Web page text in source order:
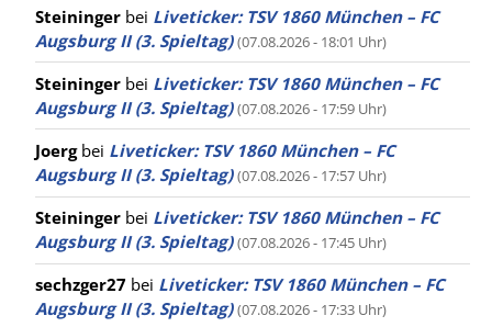
Steininger bei Liveticker: TSV 1860 München – FC
Augsburg II (3. Spieltag) (07.08.2026 - 18:01 Uhr)
Steininger bei Liveticker: TSV 1860 München – FC
Augsburg II (3. Spieltag) (07.08.2026 - 17:59 Uhr)
Joergbei Liveticker: TSV 1860 München – FC
Augsburg II (3. Spieltag) (07.08.2026 - 17:57 Uhr)
Steininger bei Liveticker: TSV 1860 München – FC
Augsburg II (3. Spieltag) (07.08.2026 - 17:45 Uhr)
sechzger27 bei Liveticker: TSV 1860 München – FC
Augsburg II (3. Spieltag) (07.08.2026 - 17:33 Uhr)